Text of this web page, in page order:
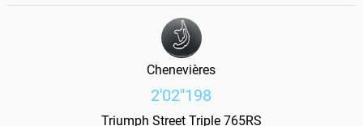
2'02"198
Triumph Street Triple 765RS
Chenevières